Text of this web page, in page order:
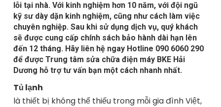
lỗi tại nhà​​. Với kinh nghiệm hơn 10 năm, với đội ngũ
kỹ sư dày dặn kinh nghiệm, cũng như cách làm việc
chuyên nghiệp. Sau khi sử dụng dịch vụ, quý khách
sẽ được cung cấp chính sách bảo hành dài hạn lên
đến 12 tháng. Hãy liên hệ ngay Hotline 090 6060 290
để được Trung tâm sửa chữa điện máy BKE Hải
Dương hỗ trợ tư vấn bạn một cách nhanh nhất.
Tủ lạnh
là thiết bị không thể thiếu trong mỗi gia đình Việt,